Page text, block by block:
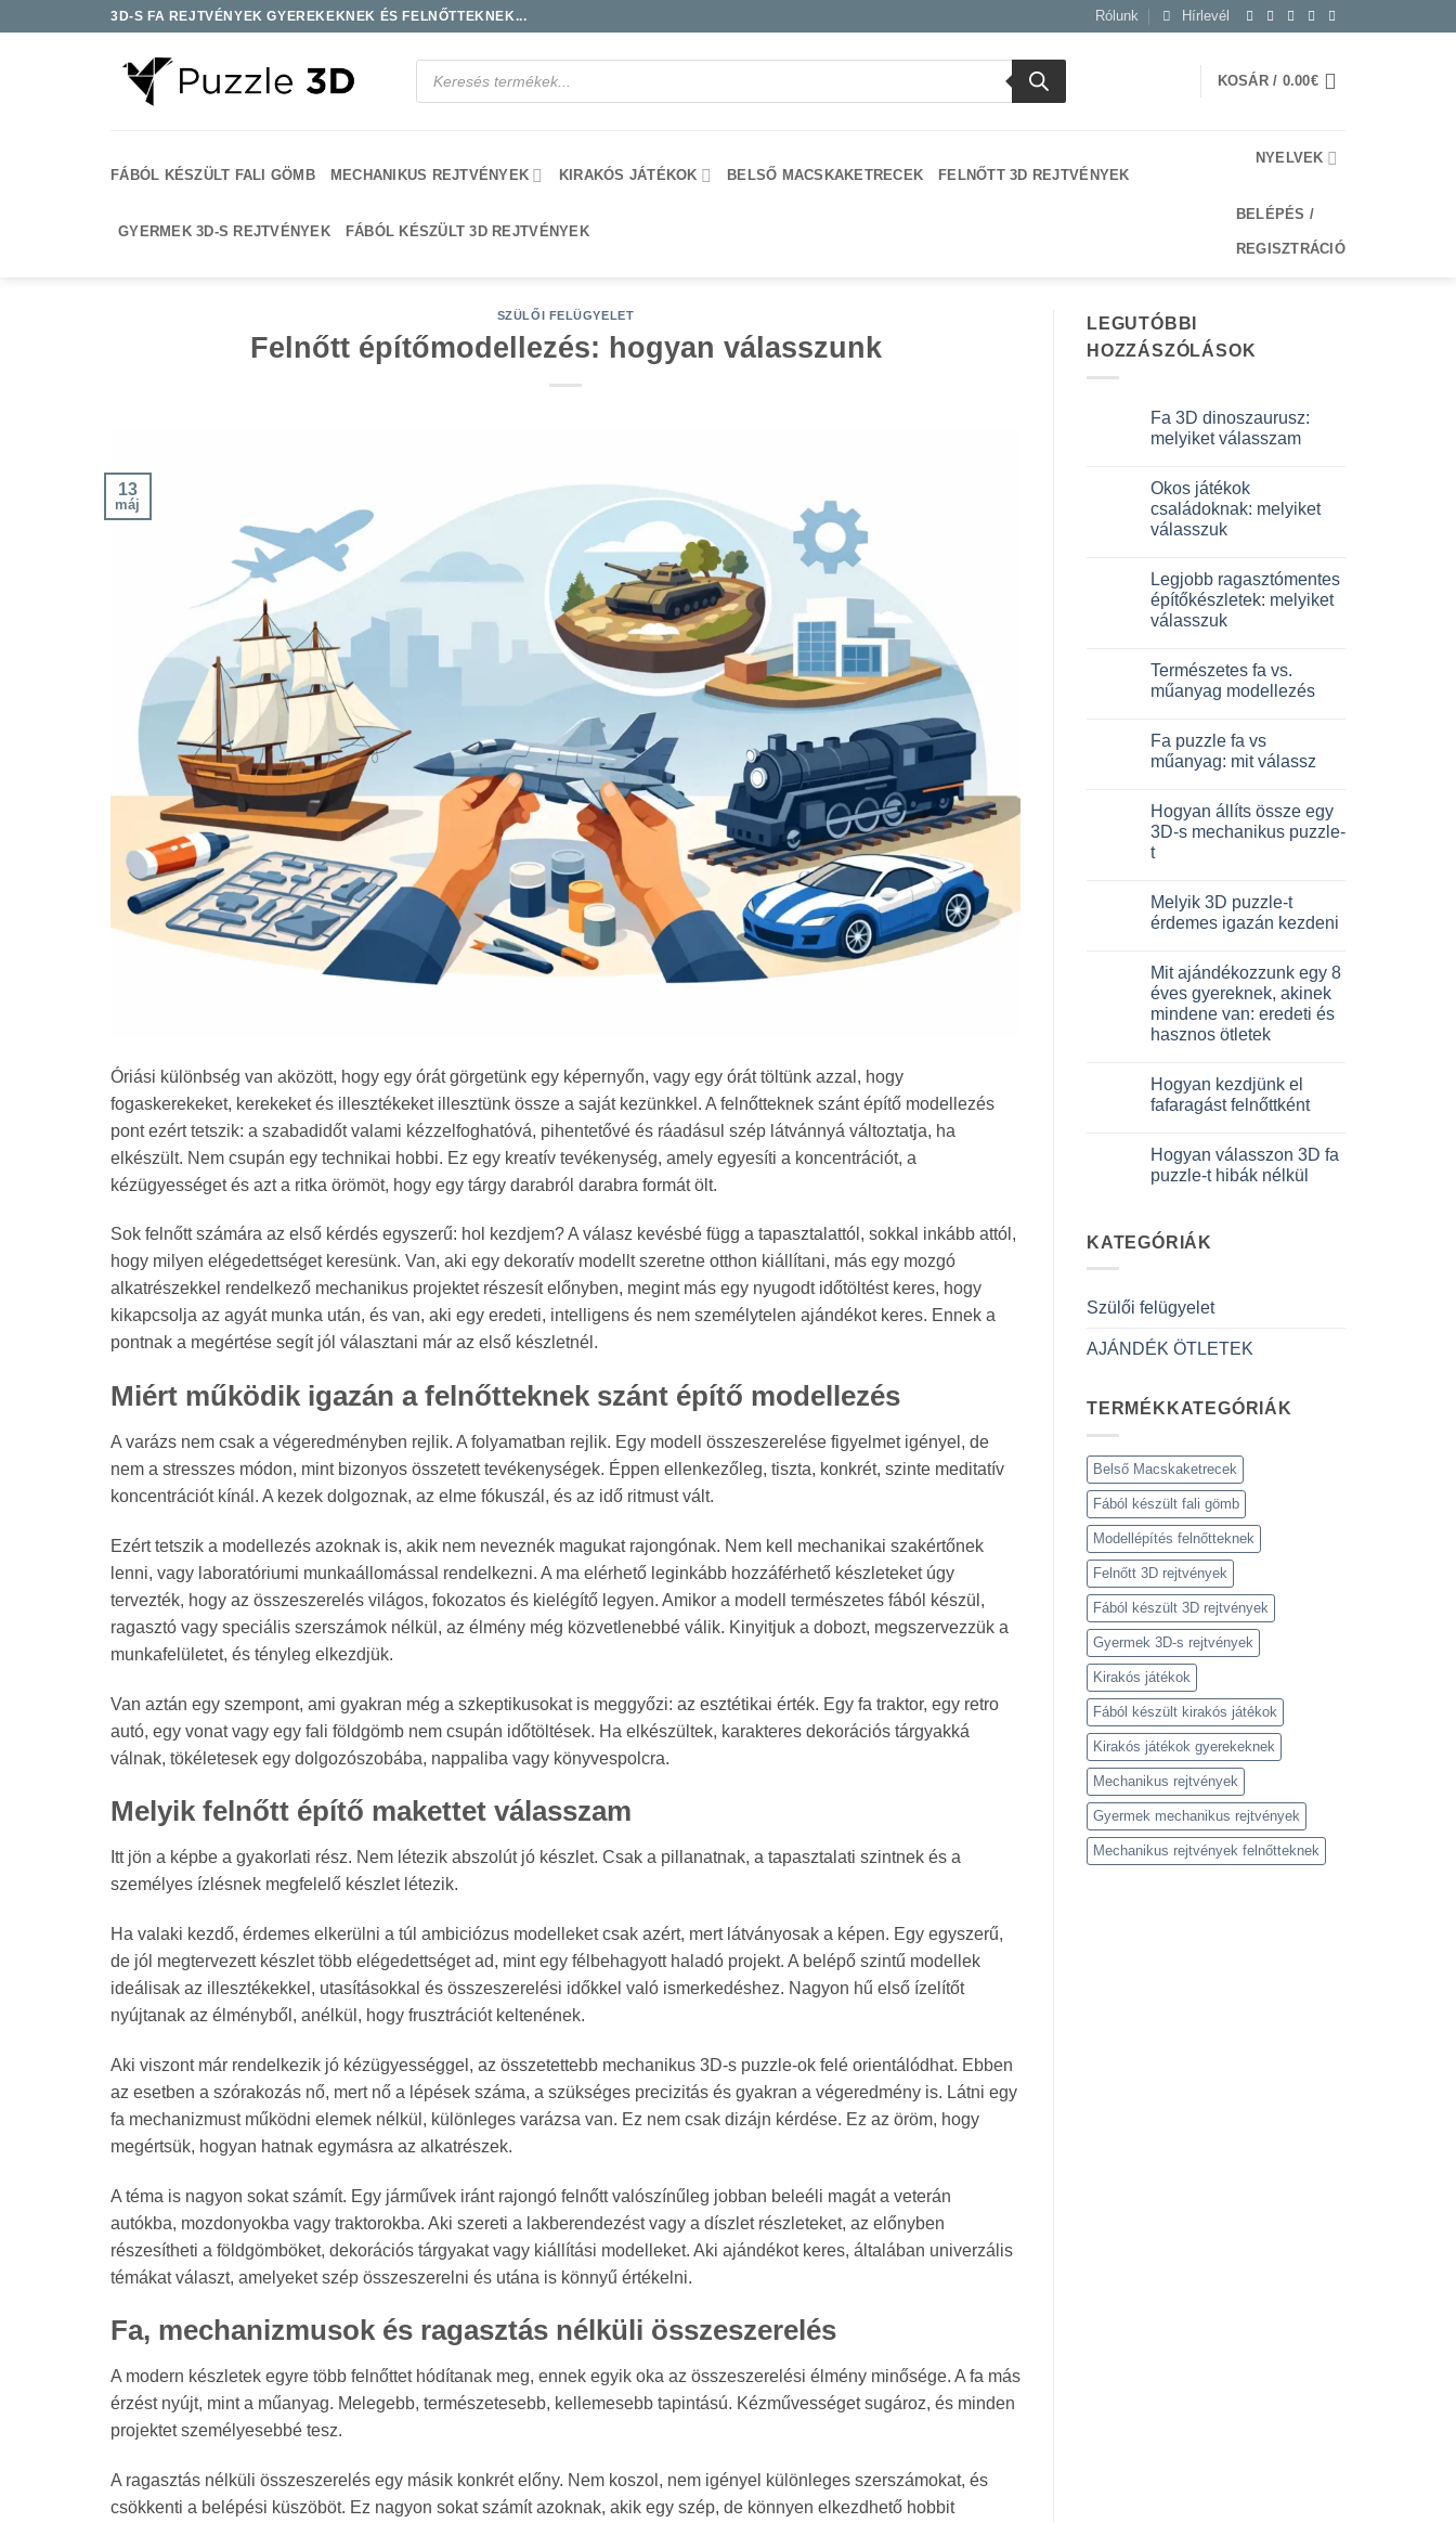
3D-S FA REJTVÉNYEK GYEREKEKNEK ÉS FELNŐTTEKNEK... Rólunk Hírlevél
Products
search
KOSÁR / 0.00€
FÁBÓL KÉSZÜLT FALI GÖMB MECHANIKUS REJTVÉNYEK KIRAKÓS JÁTÉKOK BELSŐ MACSKAKETRECEK FELNŐTT 3D REJTVÉNYEK
GYERMEK 3D-S REJTVÉNYEK FÁBÓL KÉSZÜLT 3D REJTVÉNYEK
NYELVEK
BELÉPÉS /
REGISZTRÁCIÓ
SZÜLŐI FELÜGYELET
Felnőtt építőmodellezés: hogyan válasszunk
13
máj
Óriási különbség van aközött, hogy egy órát görgetünk egy képernyőn, vagy egy órát töltünk azzal, hogy
fogaskerekeket, kerekeket és illesztékeket illesztünk össze a saját kezünkkel. A felnőtteknek szánt építő modellezés
pont ezért tetszik: a szabadidőt valami kézzelfoghatóvá, pihentetővé és ráadásul szép látvánnyá változtatja, ha
elkészült. Nem csupán egy technikai hobbi. Ez egy kreatív tevékenység, amely egyesíti a koncentrációt, a
kézügyességet és azt a ritka örömöt, hogy egy tárgy darabról darabra formát ölt.
Sok felnőtt számára az első kérdés egyszerű: hol kezdjem? A válasz kevésbé függ a tapasztalattól, sokkal inkább attól,
hogy milyen elégedettséget keresünk. Van, aki egy dekoratív modellt szeretne otthon kiállítani, más egy mozgó
alkatrészekkel rendelkező mechanikus projektet részesít előnyben, megint más egy nyugodt időtöltést keres, hogy
kikapcsolja az agyát munka után, és van, aki egy eredeti, intelligens és nem személytelen ajándékot keres. Ennek a
pontnak a megértése segít jól választani már az első készletnél.
Miért működik igazán a felnőtteknek szánt építő modellezés
A varázs nem csak a végeredményben rejlik. A folyamatban rejlik. Egy modell összeszerelése figyelmet igényel, de
nem a stresszes módon, mint bizonyos összetett tevékenységek. Éppen ellenkezőleg, tiszta, konkrét, szinte meditatív
koncentrációt kínál. A kezek dolgoznak, az elme fókuszál, és az idő ritmust vált.
Ezért tetszik a modellezés azoknak is, akik nem neveznék magukat rajongónak. Nem kell mechanikai szakértőnek
lenni, vagy laboratóriumi munkaállomással rendelkezni. A ma elérhető leginkább hozzáférhető készleteket úgy
tervezték, hogy az összeszerelés világos, fokozatos és kielégítő legyen. Amikor a modell természetes fából készül,
ragasztó vagy speciális szerszámok nélkül, az élmény még közvetlenebbé válik. Kinyitjuk a dobozt, megszervezzük a
munkafelületet, és tényleg elkezdjük.
Van aztán egy szempont, ami gyakran még a szkeptikusokat is meggyőzi: az esztétikai érték. Egy fa traktor, egy retro
autó, egy vonat vagy egy fali földgömb nem csupán időtöltések. Ha elkészültek, karakteres dekorációs tárgyakká
válnak, tökéletesek egy dolgozószobába, nappaliba vagy könyvespolcra.
Melyik felnőtt építő makettet válasszam
Itt jön a képbe a gyakorlati rész. Nem létezik abszolút jó készlet. Csak a pillanatnak, a tapasztalati szintnek és a
személyes ízlésnek megfelelő készlet létezik.
Ha valaki kezdő, érdemes elkerülni a túl ambiciózus modelleket csak azért, mert látványosak a képen. Egy egyszerű,
de jól megtervezett készlet több elégedettséget ad, mint egy félbehagyott haladó projekt. A belépő szintű modellek
ideálisak az illesztékekkel, utasításokkal és összeszerelési időkkel való ismerkedéshez. Nagyon hű első ízelítőt
nyújtanak az élményből, anélkül, hogy frusztrációt keltenének.
Aki viszont már rendelkezik jó kézügyességgel, az összetettebb mechanikus 3D-s puzzle-ok felé orientálódhat. Ebben
az esetben a szórakozás nő, mert nő a lépések száma, a szükséges precizitás és gyakran a végeredmény is. Látni egy
fa mechanizmust működni elemek nélkül, különleges varázsa van. Ez nem csak dizájn kérdése. Ez az öröm, hogy
megértsük, hogyan hatnak egymásra az alkatrészek.
A téma is nagyon sokat számít. Egy járművek iránt rajongó felnőtt valószínűleg jobban beleéli magát a veterán
autókba, mozdonyokba vagy traktorokba. Aki szereti a lakberendezést vagy a díszlet részleteket, az előnyben
részesítheti a földgömböket, dekorációs tárgyakat vagy kiállítási modelleket. Aki ajándékot keres, általában univerzális
témákat választ, amelyeket szép összeszerelni és utána is könnyű értékelni.
Fa, mechanizmusok és ragasztás nélküli összeszerelés
A modern készletek egyre több felnőttet hódítanak meg, ennek egyik oka az összeszerelési élmény minősége. A fa más
érzést nyújt, mint a műanyag. Melegebb, természetesebb, kellemesebb tapintású. Kézművességet sugároz, és minden
projektet személyesebbé tesz.
A ragasztás nélküli összeszerelés egy másik konkrét előny. Nem koszol, nem igényel különleges szerszámokat, és
csökkenti a belépési küszöböt. Ez nagyon sokat számít azoknak, akik egy szép, de könnyen elkezdhető hobbit
LEGUTÓBBI
HOZZÁSZÓLÁSOK
Fa 3D dinoszaurusz:
melyiket válasszam
a(z)
Dinosauro
3D
in
scegliere
bejegyzéshez
Okos játékok
családoknak: melyiket
válasszuk
a(z)
Giochi
intelligenti
per
scegliere
bejegyzéshez
Legjobb ragasztómentes
építőkészletek: melyiket
válasszuk
a(z)
Migliori
kit
colla:
quali
scegliere
Természetes fa vs.
műanyag modellezés
a(z)
Legno
naturale
modellismo
bejegyzéshez
Fa puzzle fa vs
műanyag: mit válassz
a(z)
Puzzle
legno
vs
scegliere
bejegyzéshez
Hogyan állíts össze egy
3D-s mechanikus puzzle-
t
a(z)
Come
assemblare
3D
meccanico
bejegyzéshez
Melyik 3D puzzle-t
érdemes igazán kezdeni
a(z)
Quale
puzzle
3D
per
iniziare
Mit ajándékozzunk egy 8
éves gyereknek, akinek
mindene van: eredeti és
hasznos ötletek
a(z)
Cosa
regalare
bambino
8
tutto:
idee
bejegyzéshez
Hogyan kezdjünk el
fafaragást felnőttként
a(z)
Come
iniziare
bejegyzéshez
Hogyan válasszon 3D fa
puzzle-t hibák nélkül
Come
scegliere
senza
bejegyzéshez
KATEGÓRIÁK
Szülői felügyelet
AJÁNDÉK ÖTLETEK
TERMÉKKATEGÓRIÁK
Belső Macskaketrecek
Fából készült fali gömb
Modellépítés felnőtteknek
Felnőtt 3D rejtvények
Fából készült 3D rejtvények
Gyermek 3D-s rejtvények
Kirakós játékok
Fából készült kirakós játékok
Kirakós játékok gyerekeknek
Mechanikus rejtvények
Gyermek mechanikus rejtvények
Mechanikus rejtvények felnőtteknek